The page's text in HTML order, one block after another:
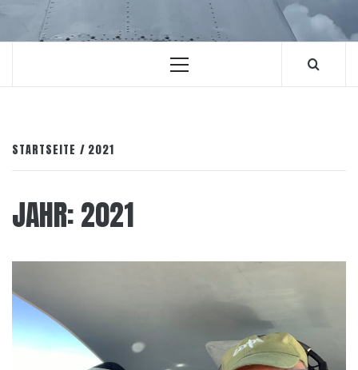
Primäres
STARTSEITE 2021
JAHR:2021